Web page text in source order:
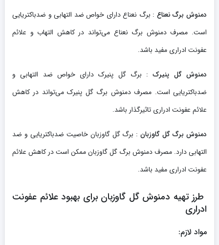
دمنوش برگ نعناع : برگ نعناع دارای خواص ضد التهابی و ضدباکتریایی
است. مصرف دمنوش برگ نعناع می‌تواند در کاهش التهاب و علائم
عفونت ادراری مفید باشد.
دمنوش گل پنیرک : برگ گل پنیرک دارای خواص ضد التهابی و
ضدباکتریایی است. مصرف دمنوش برگ گل پنیرک می‌تواند در کاهش
علائم عفونت ادراری تاثیرگذار باشد.
دمنوش برگ گل گاوزبان: برگ گل گاوزبان خاصیت ضدباکتریایی و ضد
التهابی دارد. مصرف دمنوش برگ گل گاوزبان ممکن است در کاهش علائم
عفونت ادراری مفید باشد.
طرز تهیه دمنوش گل گاوزبان برای بهبود علائم عفونت
ادراری
مواد لازم: